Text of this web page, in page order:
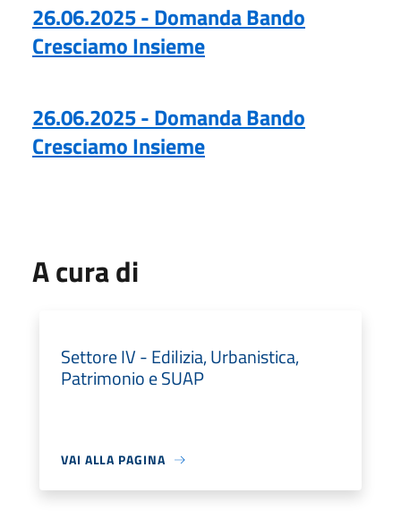
26.06.2025 - Domanda Bando
Cresciamo Insieme
26.06.2025 - Domanda Bando
Cresciamo Insieme
A cura di
Settore IV - Edilizia, Urbanistica,
Patrimonio e SUAP
VAI ALLA PAGINA